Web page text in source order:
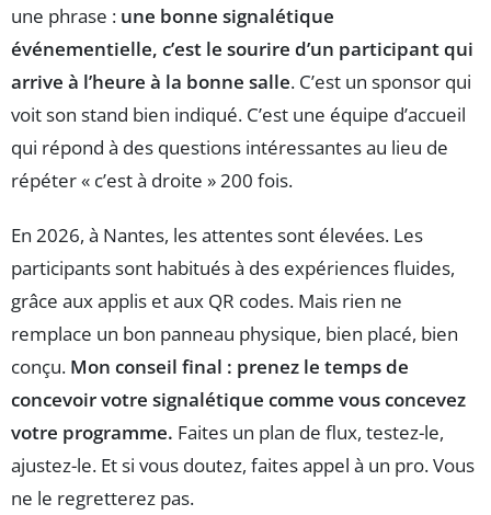
une phrase : une bonne signalétique
événementielle, c’est le sourire d’un participant qui
arrive à l’heure à la bonne salle. C’est un sponsor qui
voit son stand bien indiqué. C’est une équipe d’accueil
qui répond à des questions intéressantes au lieu de
répéter « c’est à droite » 200 fois.
En 2026, à Nantes, les attentes sont élevées. Les
participants sont habitués à des expériences fluides,
grâce aux applis et aux QR codes. Mais rien ne
remplace un bon panneau physique, bien placé, bien
conçu. Mon conseil final : prenez le temps de
concevoir votre signalétique comme vous concevez
votre programme. Faites un plan de flux, testez-le,
ajustez-le. Et si vous doutez, faites appel à un pro. Vous
ne le regretterez pas.